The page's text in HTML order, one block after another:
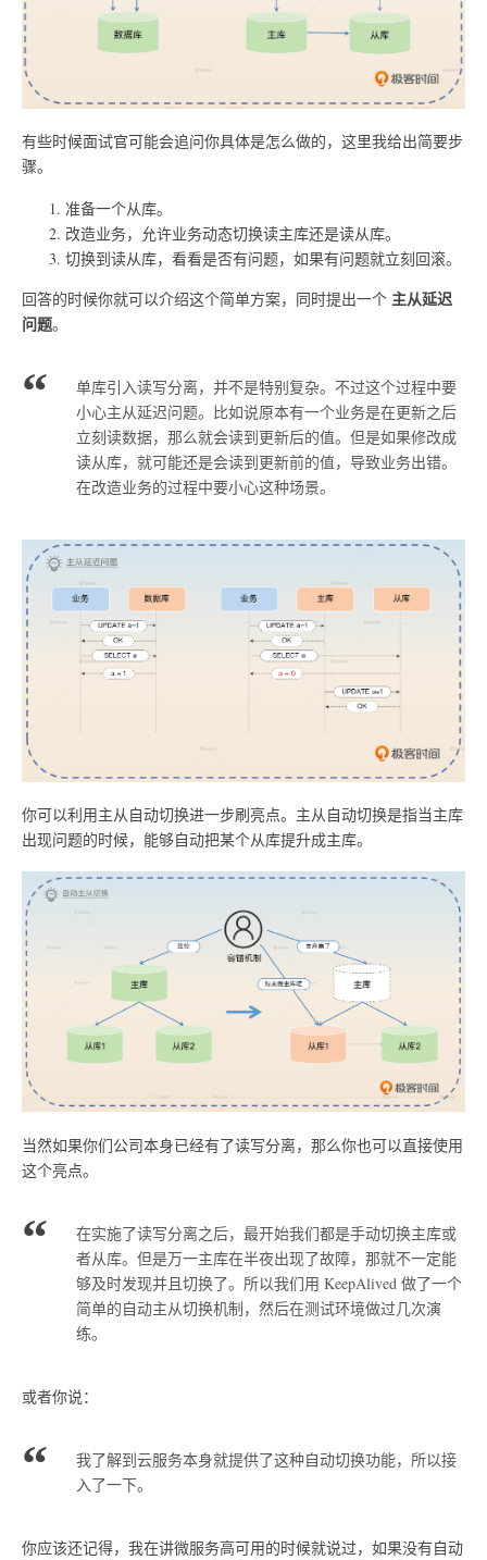
有些时候面试官可能会追问你具体是怎么做的，这里我给出简要步
骤。
准备一个从库。
改造业务，允许业务动态切换读主库还是读从库。
切换到读从库，看看是否有问题，如果有问题就立刻回滚。
回答的时候你就可以介绍这个简单方案，同时提出一个 主从延迟
问题。
单库引入读写分离，并不是特别复杂。不过这个过程中要
小心主从延迟问题。比如说原本有一个业务是在更新之后
立刻读数据，那么就会读到更新后的值。但是如果修改成
读从库，就可能还是会读到更新前的值，导致业务出错。
在改造业务的过程中要小心这种场景。
你可以利用主从自动切换进一步刷亮点。主从自动切换是指当主库
出现问题的时候，能够自动把某个从库提升成主库。
当然如果你们公司本身已经有了读写分离，那么你也可以直接使用
这个亮点。
在实施了读写分离之后，最开始我们都是手动切换主库或
者从库。但是万一主库在半夜出现了故障，那就不一定能
够及时发现并且切换了。所以我们用 KeepAlived 做了一个
简单的自动主从切换机制，然后在测试环境做过几次演
练。
或者你说：
我了解到云服务本身就提供了这种自动切换功能，所以接
入了一下。
你应该还记得，我在讲微服务高可用的时候就说过，如果没有自动